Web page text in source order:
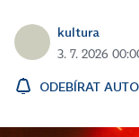
kultura
3. 7. 2026
ODEBÍRAT